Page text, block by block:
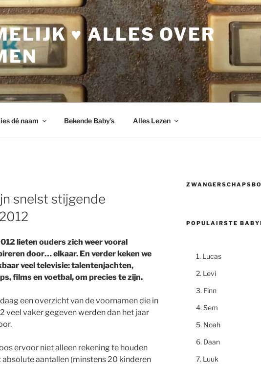
♥ ALLES OVER
dé naam Bekende Baby’s Alles Lezen
snelst stijgende
lieten ouders zich weer vooral
door… elkaar. En verder keken we
veel televisie: talentenjachten,
films en voetbal, om precies te zijn.
een overzicht van de voornamen die in
veel vaker gegeven werden dan het jaar
ervoor niet alleen rekening te houden
absolute aantallen (minstens 20 kinderen
POPULAIRSTE
Lucas
Levi
Finn
Sem
Noah
Daan
Luuk